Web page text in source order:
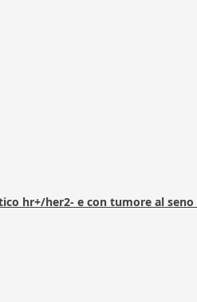
hr+/her2- e con tumore al